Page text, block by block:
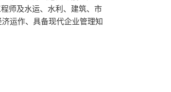
师及水运、水利、建筑、市
运作、具备现代企业管理知